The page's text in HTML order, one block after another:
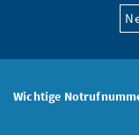
Wichtige